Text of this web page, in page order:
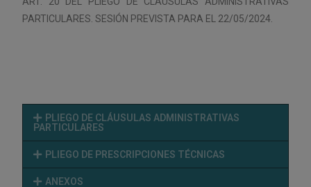
PARTICULARES. SESIÓN PREVISTA PARA EL 22/05/2024.
PLIEGO DE CLÁUSULAS ADMINISTRATIVAS
PARTICULARES
PLIEGO DE PRESCRIPCIONES TÉCNICAS
ANEXOS